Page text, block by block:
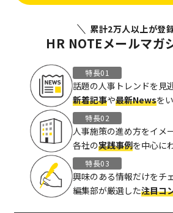
累計2万人以上が登
HR NOTEメールマガ
特長01
話題の人事トレンドを見
新着記事や最新Newsを
特長02
人事施策の進め方をイメ
各社の実践事例を中心に
特長03
興味のある情報だけをチ
編集部が厳選した注目コ